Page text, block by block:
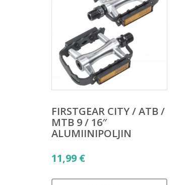
FIRSTGEAR CITY / ATB /
MTB 9 / 16″
ALUMIINIPOLJIN
11,99 €